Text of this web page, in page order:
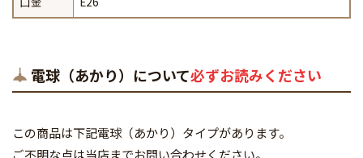
電球（あかり）について必ずお読みください
この商品は下記電球（あかり）タイプがあります。
ご不明な点は当店までお問い合わせください。